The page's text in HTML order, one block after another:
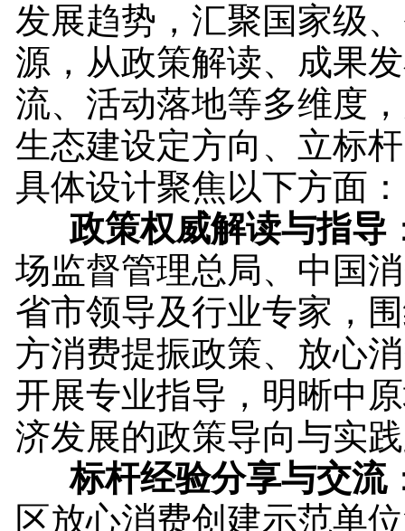
发展趋势，汇聚国家级
源，从政策解读、成果
流、活动落地等多维度
生态建设定方向、立标
具体设计聚焦以下方面：
政策权威解读与指导
场监督管理总局、中国
省市领导及行业专家，
方消费提振政策、放心
开展专业指导，明晰中
济发展的政策导向与实
标杆经验分享与交流
区放心消费创建示范单